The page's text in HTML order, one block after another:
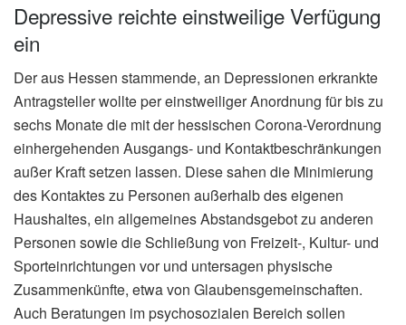
Depressive reichte einstweilige Verfügung
ein
Der aus Hessen stammende, an Depressionen erkrankte
Antragsteller wollte per einstweiliger Anordnung für bis zu
sechs Monate die mit der hessischen Corona-Verordnung
einhergehenden Ausgangs- und Kontaktbeschränkungen
außer Kraft setzen lassen. Diese sahen die Minimierung
des Kontaktes zu Personen außerhalb des eigenen
Haushaltes, ein allgemeines Abstandsgebot zu anderen
Personen sowie die Schließung von Freizeit-, Kultur- und
Sporteinrichtungen vor und untersagen physische
Zusammenkünfte, etwa von Glaubensgemeinschaften.
Auch Beratungen im psychosozialen Bereich sollen